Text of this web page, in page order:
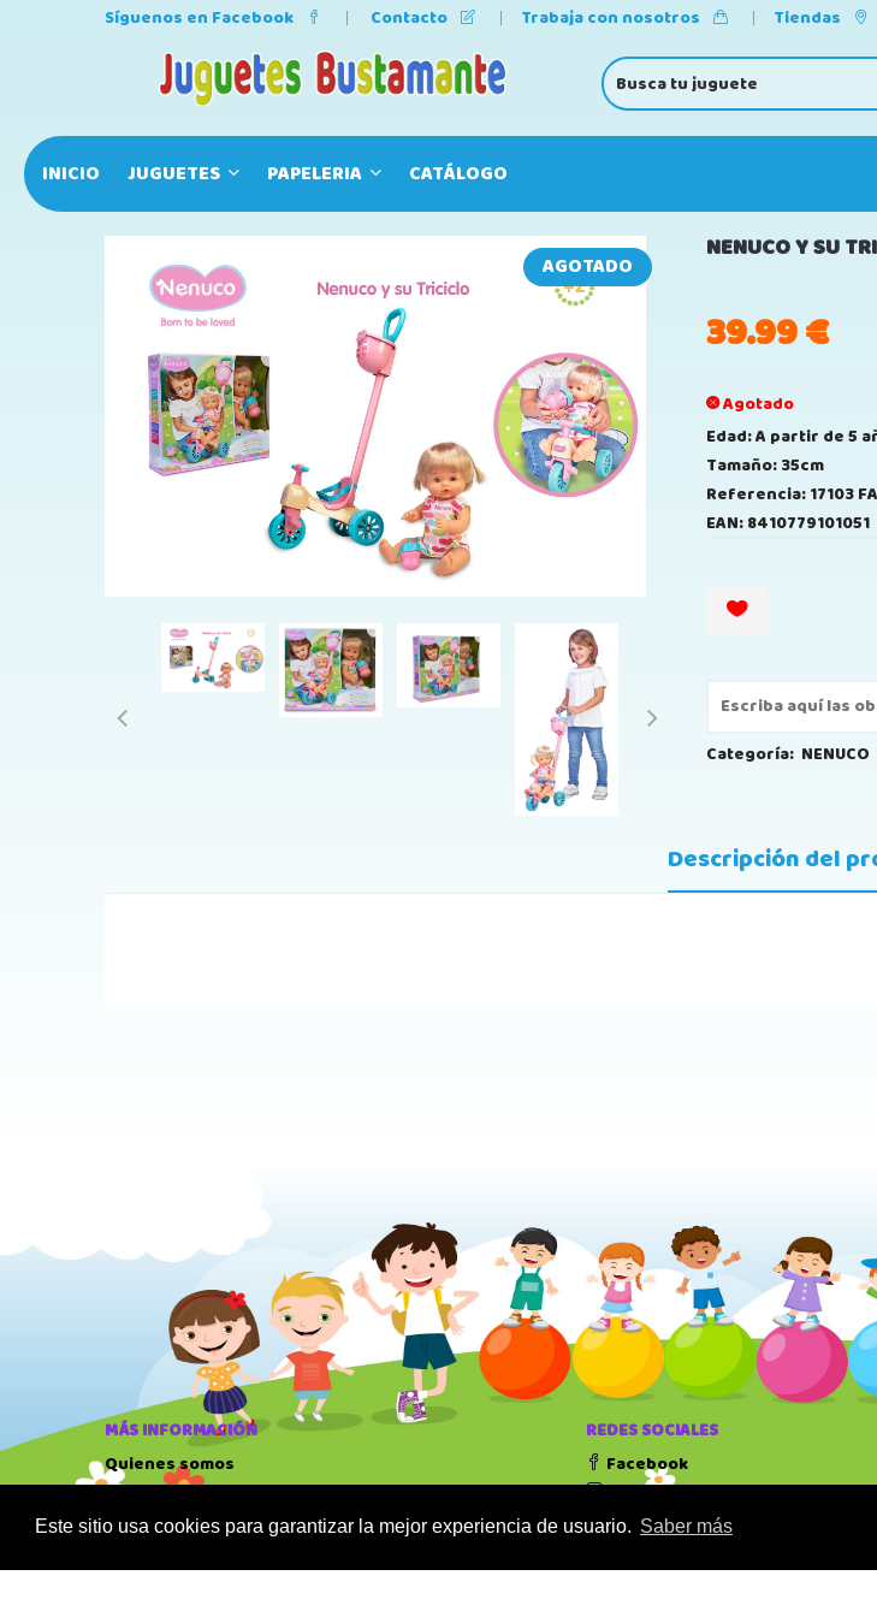
Este sitio usa cookies para garantizar la mejor experiencia de usuario. Saber más
Síguenos en Facebook Contacto Trabaja con nosotros Tiendas
INICIO JUGUETES PAPELERIA CATÁLOGO
AGOTADO
NENUCO Y SU
39.99€
Agotado
Edad: A partir de 5
Tamaño: 35cm
Referencia: 17103
EAN: 8410779101051
Categoría: NENUCO
Descripción del
MÁS INFORMACIÓN
Quienes somos
Política de privacidad
Sus datos seguros
REDES SOCIALES
Facebook
Instagram